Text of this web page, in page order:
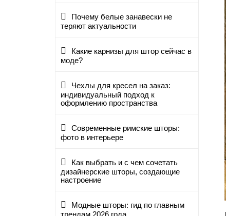
Почему белые занавески не
теряют актуальности
Какие карнизы для штор сейчас в
моде?
Чехлы для кресел на заказ:
индивидуальный подход к
оформлению пространства
Современные римские шторы:
фото в интерьере
Как выбрать и с чем сочетать
дизайнерские шторы, создающие
настроение
Модные шторы: гид по главным